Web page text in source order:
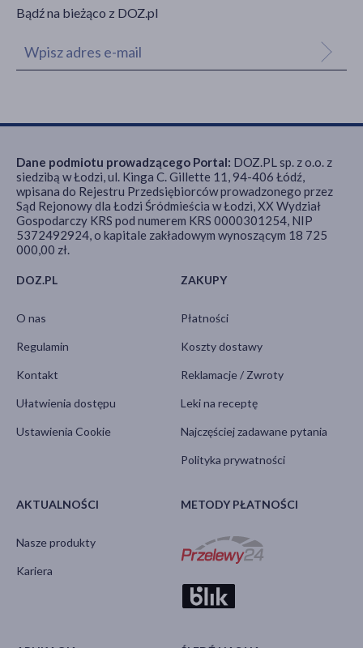
Bądź na bieżąco z DOZ.pl
DOZ.PL
O nas
Regulamin
Kontakt
Ułatwienia dostępu
Ustawienia Cookie
ZAKUPY
Płatności
Koszty dostawy
Reklamacje / Zwroty
Leki na receptę
Najczęściej zadawane pytania
Polityka prywatności
AKTUALNOŚCI
Nasze produkty
Kariera
METODY PŁATNOŚCI
Dane podmiotu prowadzącego Portal: DOZ.PL sp. z o.o. z
siedzibą w Łodzi, ul. Kinga C. Gillette 11, 94-406 Łódź,
wpisana do Rejestru Przedsiębiorców prowadzonego przez
Sąd Rejonowy dla Łodzi Śródmieścia w Łodzi, XX Wydział
Gospodarczy KRS pod numerem KRS 0000301254, NIP
5372492924, o kapitale zakładowym wynoszącym 18 725
000,00 zł.